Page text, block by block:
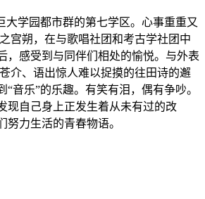
大学园都市群的第七学区。心事重重又
宫朔，在与歌唱社团和考古学社团中
，感受到与同伴们相处的愉悦。与外表
介、语出惊人难以捉摸的往田诗的邂
“音乐”的乐趣。有笑有泪，偶有争吵。
现自己身上正发生着从未有过的改
力生活的青春物语。